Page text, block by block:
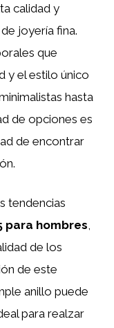
calidad y
joyería fina.
que
y el estilo único
hasta
de opciones es
de encontrar
tendencias
para hombres,
de los
de este
anillo puede
para realzar